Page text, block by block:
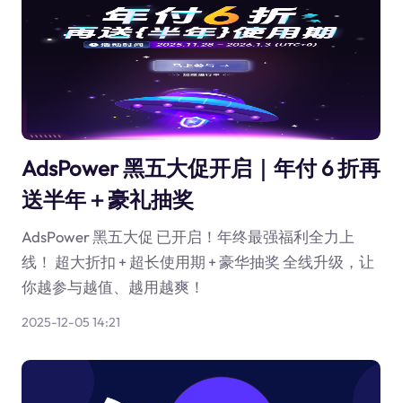
AdsPower 黑五大促开启｜年付 6 折再
送半年＋豪礼抽奖
AdsPower 黑五大促 已开启！年终最强福利全力上
线！ 超大折扣 + 超长使用期 + 豪华抽奖 全线升级，让
你越参与越值、越用越爽！
2025-12-05 14:21